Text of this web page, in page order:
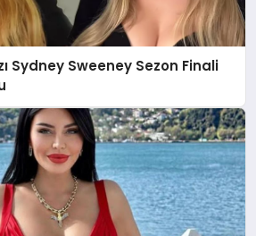
Sydney Sweeney Sezon Finali